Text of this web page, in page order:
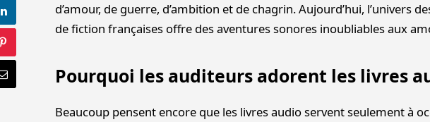
d’amour, de guerre, d’ambition et de chagrin. Aujourd’hui, l’univers
de fiction françaises offre des aventures sonores inoubliables aux
Pourquoi les auditeurs adorent les livres
Beaucoup pensent encore que les livres audio servent seulement à